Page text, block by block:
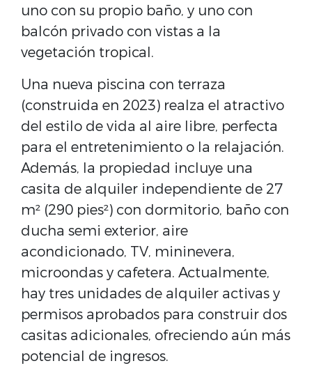
uno con su propio baño, y uno con
balcón privado con vistas a la
vegetación tropical.
Una nueva piscina con terraza
(construida en 2023) realza el atractivo
del estilo de vida al aire libre, perfecta
para el entretenimiento o la relajación.
Además, la propiedad incluye una
casita de alquiler independiente de 27
m² (290 pies²) con dormitorio, baño con
ducha semi exterior, aire
acondicionado, TV, mininevera,
microondas y cafetera. Actualmente,
hay tres unidades de alquiler activas y
permisos aprobados para construir dos
casitas adicionales, ofreciendo aún más
potencial de ingresos.